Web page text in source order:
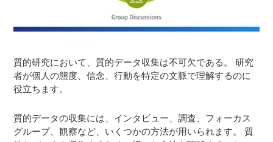
質的研究において、質的データ収集は不可欠である。 研究
者が個人の態度、信念、行動を特定の文脈で理解するのに
役立ちます。
質的データの収集には、インタビュー、調査、フォーカス
グループ、観察など、いくつかの方法が用いられます。 質